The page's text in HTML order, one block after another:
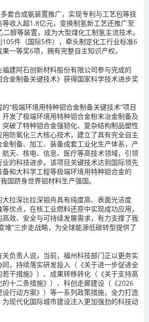
套合成氨装置推广，实现专利与工艺包等技
收入超1.8亿元，变换制氢新工艺还推广至
醇等装置，成为大型煤化工制氢主流技术。
件（国际5件），牵头制定化工行业标准6
一等奖6项，拥有完整自主知识产权。
福建阿石创新材料股份有限公司参与完成的
合金制备关键技术》获得国家科学技术进步奖
“极端环境用特种钼合金制备关键技术”项目
发了极端环境用特种钼合金粉末冶金制备及
破了特种钼合金强韧化、复杂结构制品塑性
防氧化三大核心技术，建立了具有完全自主
制备、加工、装备成套工业化生产体系，产
天、核电、信息、医疗等高技术领域，引领
的科技进步。该项目关键技术达到国际领先
和大科学工程等极端环境用特种钼合金的
国跻身世界钼材料生产强国。
拉深比拉深钼舟具有纯度高、表面光洁度
优点，在核工业燃料还原中实现成功应用，
效、安全与可持续发展需求，有力支撑了我
”三步走战略，为全球能源低碳转型提供了
负责人说，当前，福州科技部门正以更务实
，持续落实研发投入（《关于进一步促进全
干措施》）、成果转移转化（《关于支持高
十二条措施》）、科创走廊建设（《2026
行动方案》）等一系列政策措施，全力打造
现代化国际城市建设注入更加强劲的科技动